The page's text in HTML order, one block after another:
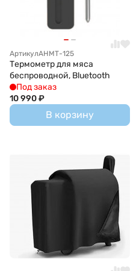
АртикулАНМТ-125
Термометр для мяса
беспроводной, Bluetooth
Под заказ
10 990₽
В корзину